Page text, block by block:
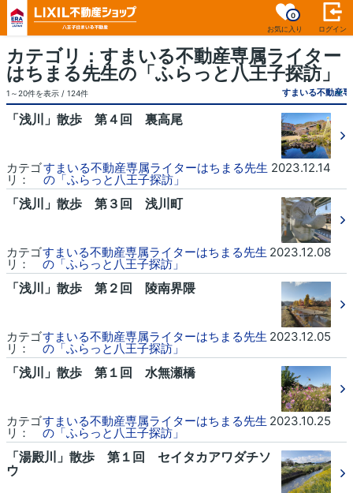
お気に入り
0
ログイン
カテゴリ：すまいる不動産専属ライター
はちまる先生の「ふらっと八王子探訪」
1～20件を表示 / 124件
「浅川」散歩 第４回 裏高尾
カテゴ
リ：
すまいる不動産専属ライターはちまる先生
の「ふらっと八王子探訪」
2023.12.14
「浅川」散歩 第３回 浅川町
カテゴ
リ：
すまいる不動産専属ライターはちまる先生
の「ふらっと八王子探訪」
2023.12.08
「浅川」散歩 第２回 陵南界隈
カテゴ
リ：
すまいる不動産専属ライターはちまる先生
の「ふらっと八王子探訪」
2023.12.05
「浅川」散歩 第１回 水無瀬橋
カテゴ
リ：
すまいる不動産専属ライターはちまる先生
の「ふらっと八王子探訪」
2023.10.25
「湯殿川」散歩 第１回 セイタカアワダチソ
ウ